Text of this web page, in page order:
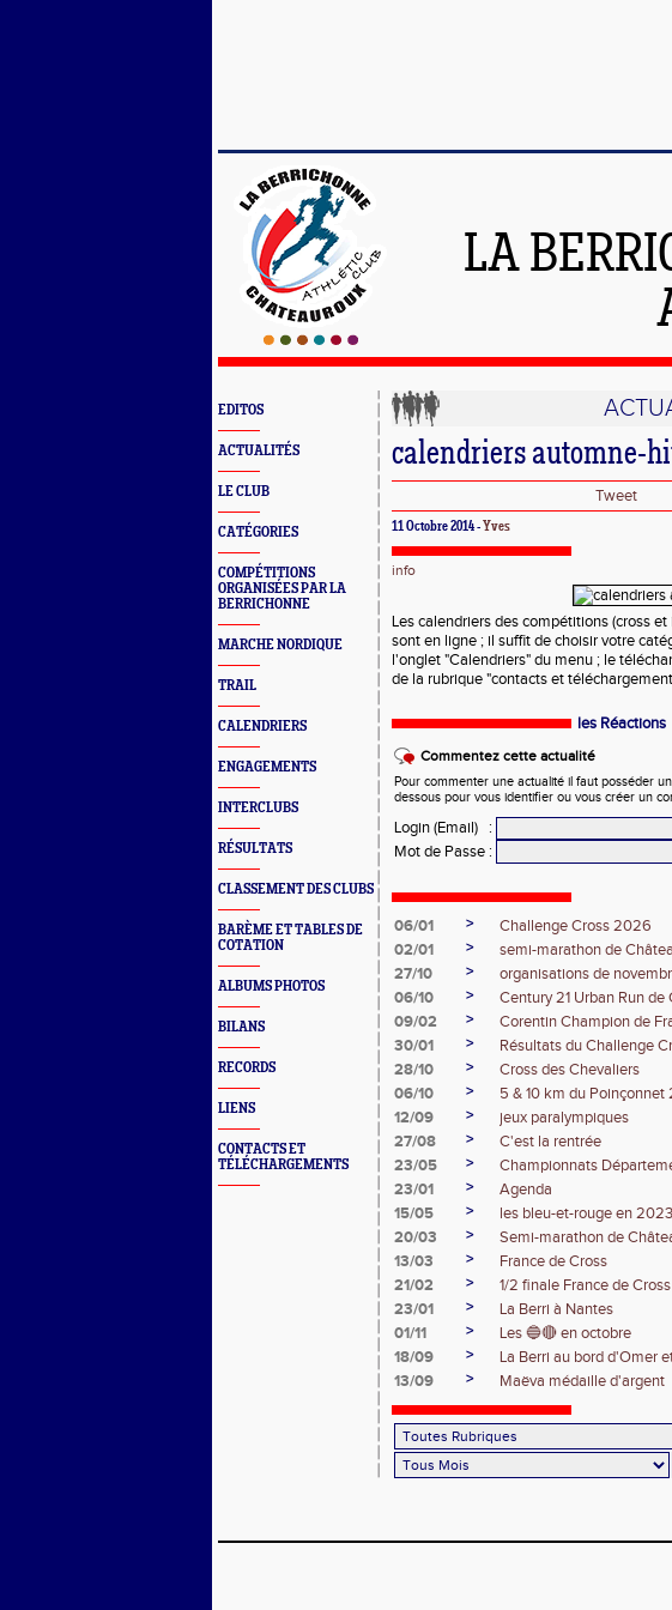
LA
EDITOS
ACTUALITÉS
LE CLUB
CATÉGORIES
COMPÉTITIONS
ORGANISÉES PAR LA
BERRICHONNE
MARCHE NORDIQUE
TRAIL
CALENDRIERS
ENGAGEMENTS
INTERCLUBS
RÉSULTATS
CLASSEMENT DES CLUBS
BARÈME ET TABLES DE
COTATION
ALBUMS PHOTOS
BILANS
RECORDS
LIENS
CONTACTS ET
TÉLÉCHARGEMENTS
calendriers automne-
Tweet
11 Octobre 2014 - Yves
info
Les calendriers des compétitions (cross
sont en ligne ; il suffit de choisir votre
l'onglet "Calendriers" du menu ; le
de la rubrique "contacts et
les Réactions
Commentez cette actualité
Pour commenter une actualité il faut posséder
dessous pour vous identifier ou vous créer un
Login (Email)
:
Mot de Passe :
06/01 >
Challenge Cross 2026
02/01
>
semi-marathon de
27/10
>
organisations de
06/10
>
Century 21 Urban Run de
09/02
>
Corentin Champion de
30/01
>
Résultats du Challenge
28/10
>
Cross des Chevaliers
06/10
>
5 & 10 km du Poinçonnet
12/09
>
jeux paralympiques
27/08
>
C'est la rentrée
23/05
>
Championnats
23/01
>
Agenda
15/05
>
les bleu-et-rouge en 2023
20/03
>
Semi-marathon de
13/03
>
France de Cross
21/02
>
1/2 finale France de Cross
23/01
>
La Berri à Nantes
01/11
>
Les 🔵🔴 en octobre
18/09
>
La Berri au bord d'Omer
13/09
> Maëva médaille d'argent